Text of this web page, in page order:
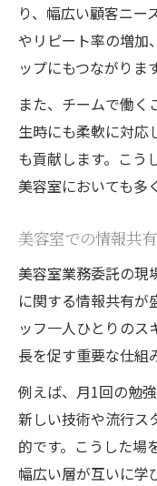
り、幅広い顧客ニー
やリピート率の増加
ップにもつながります
また、チームで働く
生時にも柔軟に対応
も貢献します。こう
美容室においても多
美容室での情報共
美容室業務委託の現
に関する情報共有が
ッフ一人ひとりの
長を促す重要な仕組
例えば、月1回の勉
新しい技術や流行ス
的です。こうした場
幅広い層が互いに学